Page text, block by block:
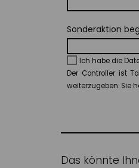
Sonderaktion
Ich habe die
Der Controller ist
weiterzugeben. Sie
Das könnte